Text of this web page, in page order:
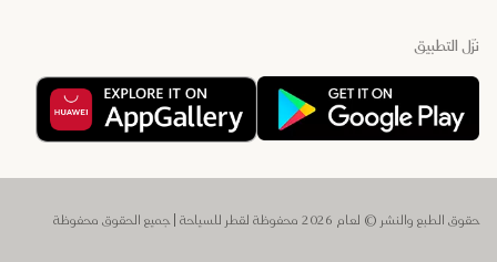
نزّل التطبيق
حقوق الطبع والنشر © لعام 2026 محفوظة لقطر للسياحة | جميع الحقوق محفوظة